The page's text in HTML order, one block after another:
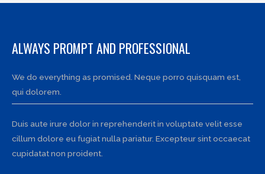
ALWAYS PROMPT AND PROFESSIONAL
We do everything as promised. Neque porro quisquam est,
qui dolorem.
Duis aute irure dolor in reprehenderit in voluptate velit esse
cillum dolore eu fugiat nulla pariatur. Excepteur sint occaecat
cupidatat non proident.